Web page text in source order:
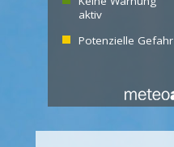
aktiv
Potenzielle Gefahr